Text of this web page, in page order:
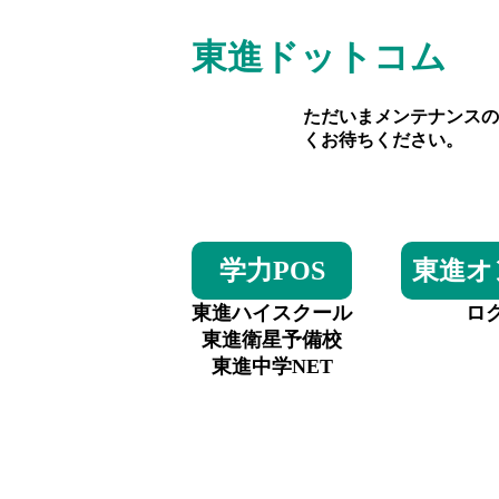
東進ドットコム
ただいまメンテナンス
くお待ちください。
学力POS
東進ハイスクール
東進衛星予備校
東進中学NET
東進
ロ